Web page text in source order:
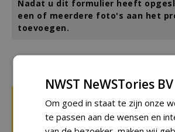
Nadat u dit formulier heeft
een of meerdere foto's aan het
toevoegen.
NWST NeWSTories BV
Om goed in staat te zijn onze
te passen aan de wensen en